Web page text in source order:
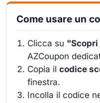
Come usare un
Clicca su
AZCoupon
Copia il codice
finestra.
Incolla il codice